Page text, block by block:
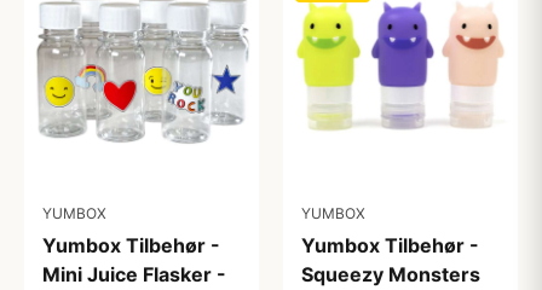
YUMBOX
Yumbox Tilbehør -
Mini Juice Flasker -
YUMBOX
Yumbox Tilbehør -
Squeezy Monsters